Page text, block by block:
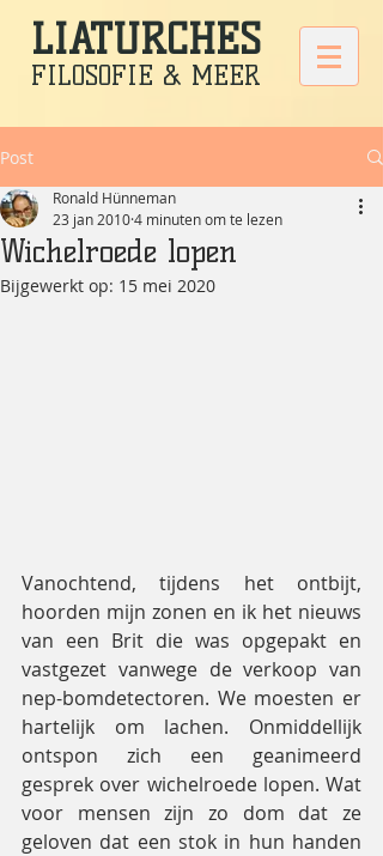
LIATURCHES
FILOSOFIE & MEER
Post
Wichelroede lopen
Ronald Hünneman
23 jan 20104 minuten om te lezen
Bijgewerkt op: 15 mei 2020
Vanochtend, tijdens het ontbijt,
hoorden mijn zonen en ik het nieuws
van een Brit die was opgepakt en
vastgezet vanwege de verkoop van
nep-bomdetectoren. We moesten er
hartelijk om lachen. Onmiddellijk
ontspon zich een geanimeerd
gesprek over wichelroede lopen. Wat
voor mensen zijn zo dom dat ze
geloven dat een stok in hun handen